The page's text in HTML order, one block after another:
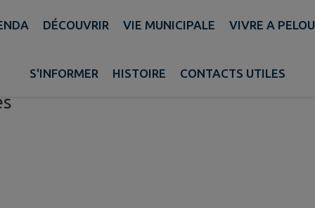
DÉCOUVRIR VIE MUNICIPALE VIVRE A
S'INFORMER HISTOIRE CONTACTS UTILES